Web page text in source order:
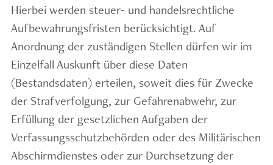
Hierbei werden steuer- und handelsrechtliche
Aufbewahrungsfristen berücksichtigt. Auf
Anordnung der zuständigen Stellen dürfen wir im
Einzelfall Auskunft über diese Daten
(Bestandsdaten) erteilen, soweit dies für Zwecke
der Strafverfolgung, zur Gefahrenabwehr, zur
Erfüllung der gesetzlichen Aufgaben der
Verfassungsschutzbehörden oder des Militärischen
Abschirmdienstes oder zur Durchsetzung der